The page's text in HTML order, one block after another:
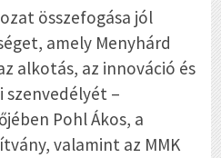
összefogása jól
amely Menyhárd
alkotás, az innováció és
–
Pohl Ákos, a
valamint az MMK